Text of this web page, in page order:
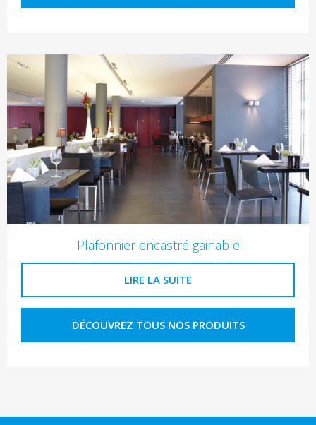
Plafonnier encastré gainable
LIRE LA SUITE
DÉCOUVREZ TOUS NOS PRODUITS